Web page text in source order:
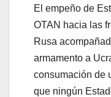
El empeño de
OTAN hacia las
Rusa
armamento a
consumación de
que ningún